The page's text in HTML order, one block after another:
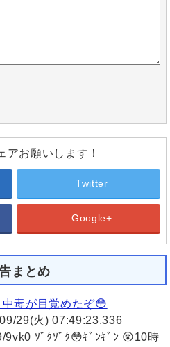
お願いします！
Twitter
Google+
まとめ
毒が目覚めたぞ😳
29(火) 07:49:23.336
9vk0 ｿﾞｸｿﾞｸ😳ｷﾞﾝｷﾞﾝ 😵10時